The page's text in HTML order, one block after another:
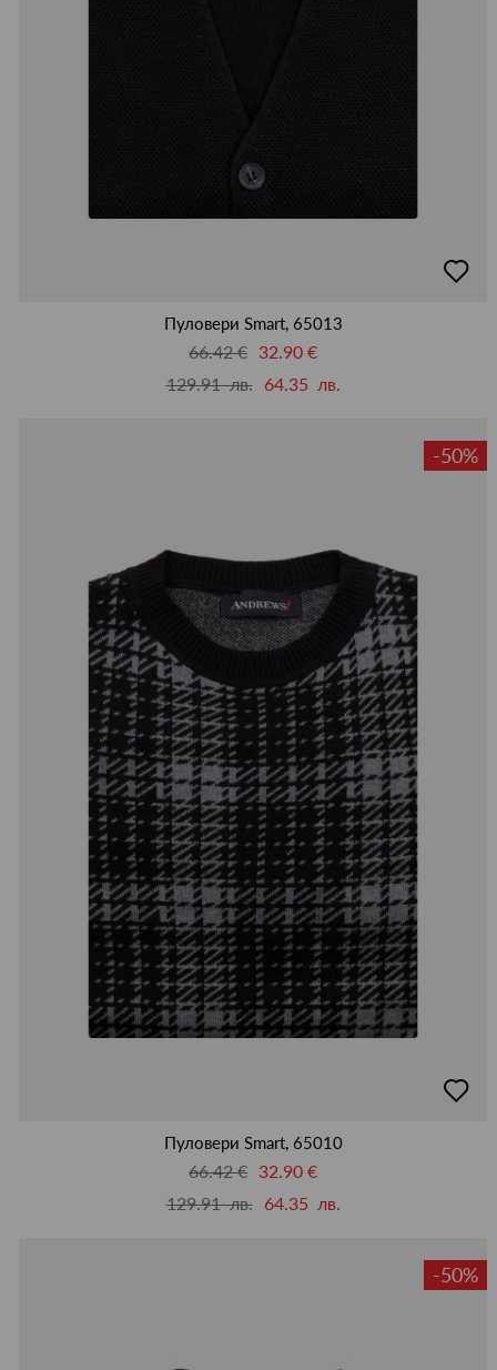
в
Пуловери Smart, 65013
66.42 € 32.90 €
129.91 лв.
64.35 лв.
-50%
в
Пуловери Smart, 65010
66.42 € 32.90 €
129.91 лв.
64.35 лв.
-50%